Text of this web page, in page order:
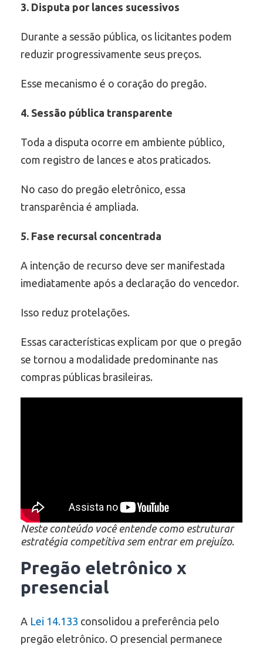
3. Disputa por lances sucessivos
Durante a sessão pública, os licitantes podem
reduzir progressivamente seus preços.
Esse mecanismo é o coração do pregão.
4. Sessão pública transparente
Toda a disputa ocorre em ambiente público,
com registro de lances e atos praticados.
No caso do pregão eletrônico, essa
transparência é ampliada.
5. Fase recursal concentrada
A intenção de recurso deve ser manifestada
imediatamente após a declaração do vencedor.
Isso reduz protelações.
Essas características explicam por que o pregão
se tornou a modalidade predominante nas
compras públicas brasileiras.
Neste conteúdo você entende como estruturar
estratégia competitiva sem entrar em prejuízo.
Pregão eletrônico x
presencial
A Lei 14.133 consolidou a preferência pelo
pregão eletrônico. O presencial permanece